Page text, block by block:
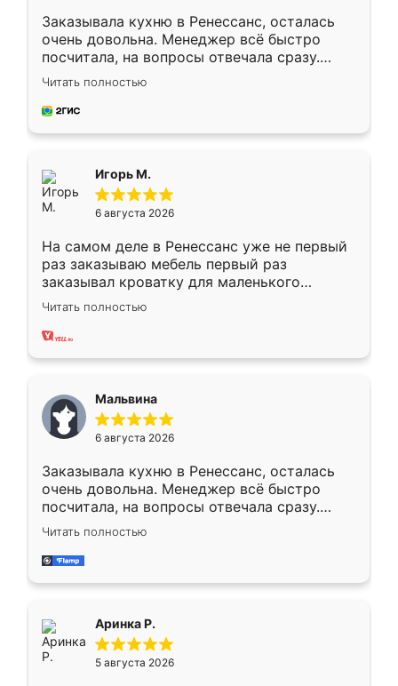
Заказывала кухню в Ренессанс, осталась
очень довольна. Менеджер всё быстро
посчитала, на вопросы отвечала сразу.
Замерщик приехал в субботу, подошёл к
делу со всей ответственностью. Собрали
за день, ребята работали аккуратно, даже
Читать полностью
Игорь М.
6 августа 2026
На самом деле в Ренессанс уже не первый
раз заказываю мебель первый раз
заказывал кроватку для маленького
ребёнка при его рождении ,во второй раз
заказал шкаф-купе. По качеству очень
хорошее сборка достаточно быстрая,
меньше, здесь же он более разнообразный.
Мне нравится ,если что-то потребуется из
мебели буду заказывать только здесь.
Читать полностью
Мальвина
6 августа 2026
Заказывала кухню в Ренессанс, осталась
очень довольна. Менеджер всё быстро
посчитала, на вопросы отвечала сразу.
Замерщик приехал в субботу, подошёл к
делу со всей ответственностью. Собрали
за день, ребята работали аккуратно, даже
Читать полностью
Аринка Р.
5 августа 2026